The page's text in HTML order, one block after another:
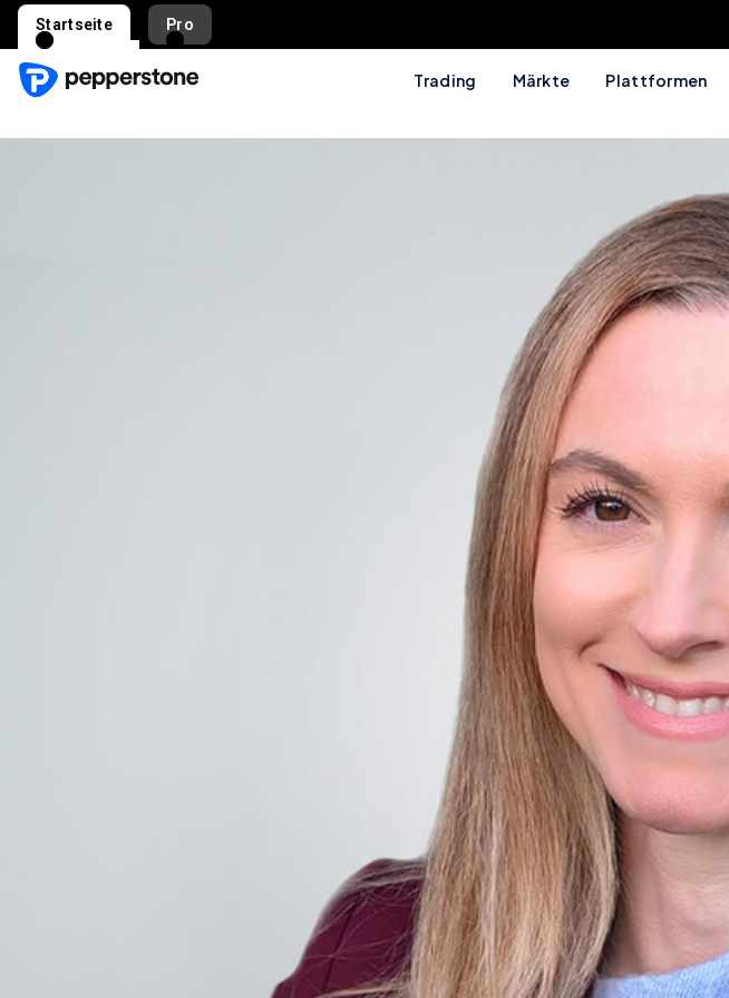
Startseite Pro
Trading Märkte Plattformen